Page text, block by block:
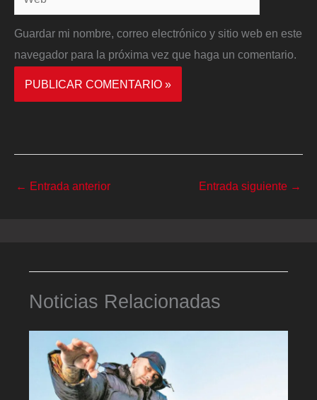
Guardar mi nombre, correo electrónico y sitio web en este
navegador para la próxima vez que haga un comentario.
← Entrada anterior Entrada siguiente →
Noticias Relacionadas